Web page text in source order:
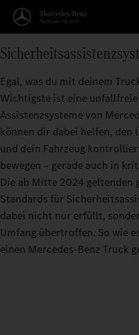
Egal, was du mit deinem
Wichtigste ist eine
Assistenzsysteme von
können dir dabei helfen, den
und dein Fahrzeug
bewegen – gerade auch in
Die ab Mitte 2024 geltenden
Standards für
dabei nicht nur erfüllt,
Umfang übertroffen. So wie
einen Mercedes‑Benz Truck